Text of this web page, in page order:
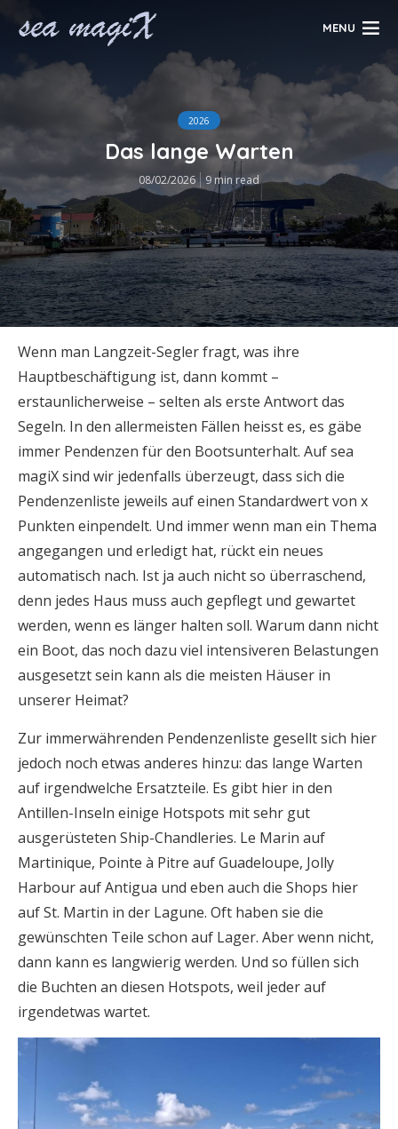
MENU
2026
Das lange Warten
08/02/2026 9 min read
Wenn man Langzeit-Segler fragt, was ihre
Hauptbeschäftigung ist, dann kommt –
erstaunlicherweise – selten als erste Antwort das
Segeln. In den allermeisten Fällen heisst es, es gäbe
immer Pendenzen für den Bootsunterhalt. Auf sea
magiX sind wir jedenfalls überzeugt, dass sich die
Pendenzenliste jeweils auf einen Standardwert von x
Punkten einpendelt. Und immer wenn man ein Thema
angegangen und erledigt hat, rückt ein neues
automatisch nach. Ist ja auch nicht so überraschend,
denn jedes Haus muss auch gepflegt und gewartet
werden, wenn es länger halten soll. Warum dann nicht
ein Boot, das noch dazu viel intensiveren Belastungen
ausgesetzt sein kann als die meisten Häuser in
unserer Heimat?
Zur immerwährenden Pendenzenliste gesellt sich hier
jedoch noch etwas anderes hinzu: das lange Warten
auf irgendwelche Ersatzteile. Es gibt hier in den
Antillen-Inseln einige Hotspots mit sehr gut
ausgerüsteten Ship-Chandleries. Le Marin auf
Martinique, Pointe à Pitre auf Guadeloupe, Jolly
Harbour auf Antigua und eben auch die Shops hier
auf St. Martin in der Lagune. Oft haben sie die
gewünschten Teile schon auf Lager. Aber wenn nicht,
dann kann es langwierig werden. Und so füllen sich
die Buchten an diesen Hotspots, weil jeder auf
irgendetwas wartet.